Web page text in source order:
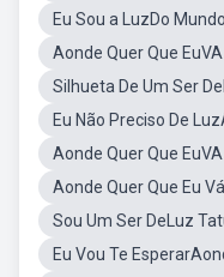
Eu Sou a LuzDo
Aonde Quer Que
Silhueta De Um Ser
Eu Não Preciso De
Aonde Quer Que
Aonde Quer Que Eu
Sou Um Ser DeLuz
Eu Vou Te